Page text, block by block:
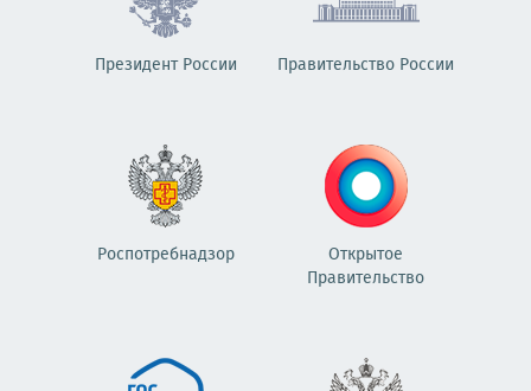
Президент России Правительство России
Роспотребнадзор
Открытое
Правительство